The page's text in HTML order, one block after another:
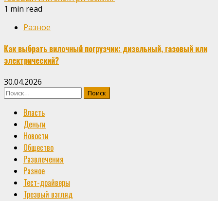
1 min read
Разное
Как выбрать вилочный погрузчик: дизельный, газовый или
электрический?
30.04.2026
Найти:
Власть
Деньги
Новости
Общество
Развлечения
Разное
Тест-драйверы
Трезвый взгляд